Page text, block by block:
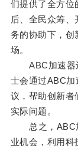
们提供了全方位
后、全民众筹
务的协助下，创
场。
ABC加速器还
士会通过ABC
议，帮助创新者
实际问题。
总之，ABC加
业机会，利用科